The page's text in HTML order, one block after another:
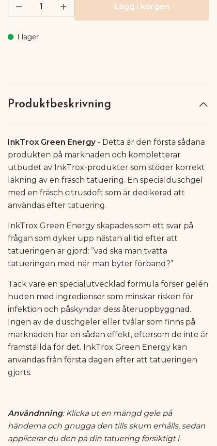
Lägg i korgen
I lager
Produktbeskrivning
InkTrox Green Energy - Detta är den första sådana
produkten på marknaden och kompletterar
utbudet av InkTrox-produkter som stöder korrekt
läkning av en fräsch tatuering. En specialduschgel
med en fräsch citrusdoft som är dedikerad att
användas efter tatuering.
InkTrox Green Energy skapades som ett svar på
frågan som dyker upp nästan alltid efter att
tatueringen är gjord: ”vad ska man tvätta
tatueringen med när man byter förband?”
Tack vare en specialutvecklad formula förser gelén
huden med ingredienser som minskar risken för
infektion och påskyndar dess återuppbyggnad.
Ingen av de duschgeler eller tvålar som finns på
marknaden har en sådan effekt, eftersom de inte är
framställda för det. InkTrox Green Energy kan
användas från första dagen efter att tatueringen
gjorts.
Användnning: Klicka ut en mängd gele på
händerna och gnugga den tills skum erhålls, sedan
applicerar du den på din tatuering försiktigt i